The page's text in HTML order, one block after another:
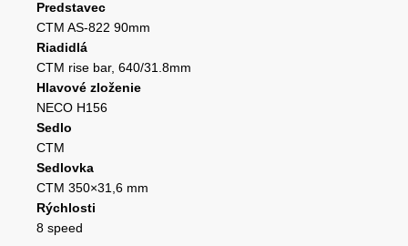
Predstavec
CTM AS-822 90mm
Riadidlá
CTM rise bar, 640/31.8mm
Hlavové zloženie
NECO H156
Sedlo
CTM
Sedlovka
CTM 350×31,6 mm
Rýchlosti
8 speed